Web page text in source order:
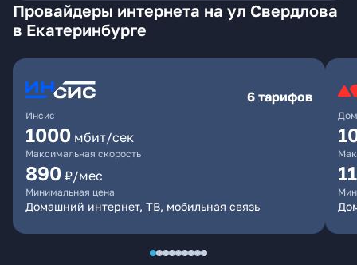
Провайдеры интернета на ул Свердлова
в Екатеринбурге
Инсис
6 тарифов
1000 мбит/сек
Максимальная скорость
890 ₽/мес
Минимальная цена
Домашний интернет, ТВ, мобильная связь